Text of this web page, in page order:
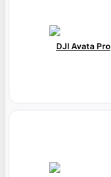
DJI Avata Pro